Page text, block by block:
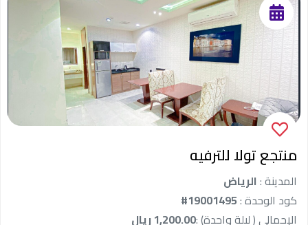
منتجع تولا للترفيه
المدينة : الرياض
كود الوحدة :#19001495
الإجمالي ( ليلة واحدة) :1,200.00 ريال